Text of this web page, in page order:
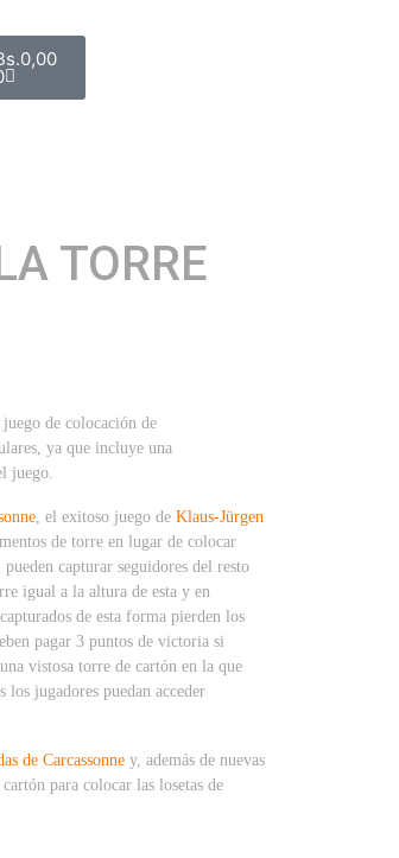
0,00
TORRE
de colocación de
ya que incluye una
juego.
, el exitoso juego deKlaus-Jürgen
de torre en lugar de colocar
capturar seguidores del resto
igual a la altura de esta y en
de esta forma pierden los
pagar 3 puntos de victoria si
vistosa torre de cartón en la que
los jugadores puedan acceder
de Carcassonney, además de nuevas
para colocar las losetas de